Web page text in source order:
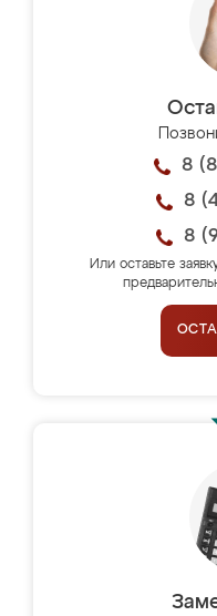
8
8
8
Или оставьте